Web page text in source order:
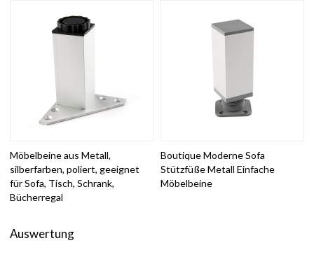
Möbelbeine aus Metall,
silberfarben, poliert, geeignet
für Sofa, Tisch, Schrank,
Bücherregal
Boutique Moderne Sofa
Stützfüße Metall Einfache
Möbelbeine
Auswertung